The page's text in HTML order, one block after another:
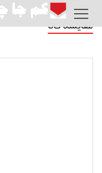
مقایسه کالا